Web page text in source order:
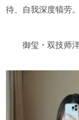
待、自我深度犒劳。
御玺・双技师洋